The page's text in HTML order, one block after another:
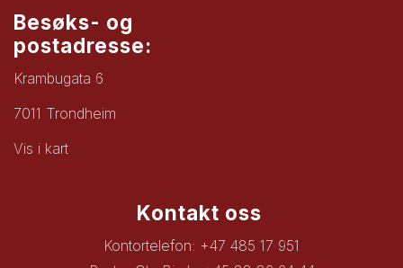
Besøks- og
postadresse:
Krambugata 6
7011 Trondheim
Vis i kart
Kontakt oss
Kontortelefon: +47 485 17 951